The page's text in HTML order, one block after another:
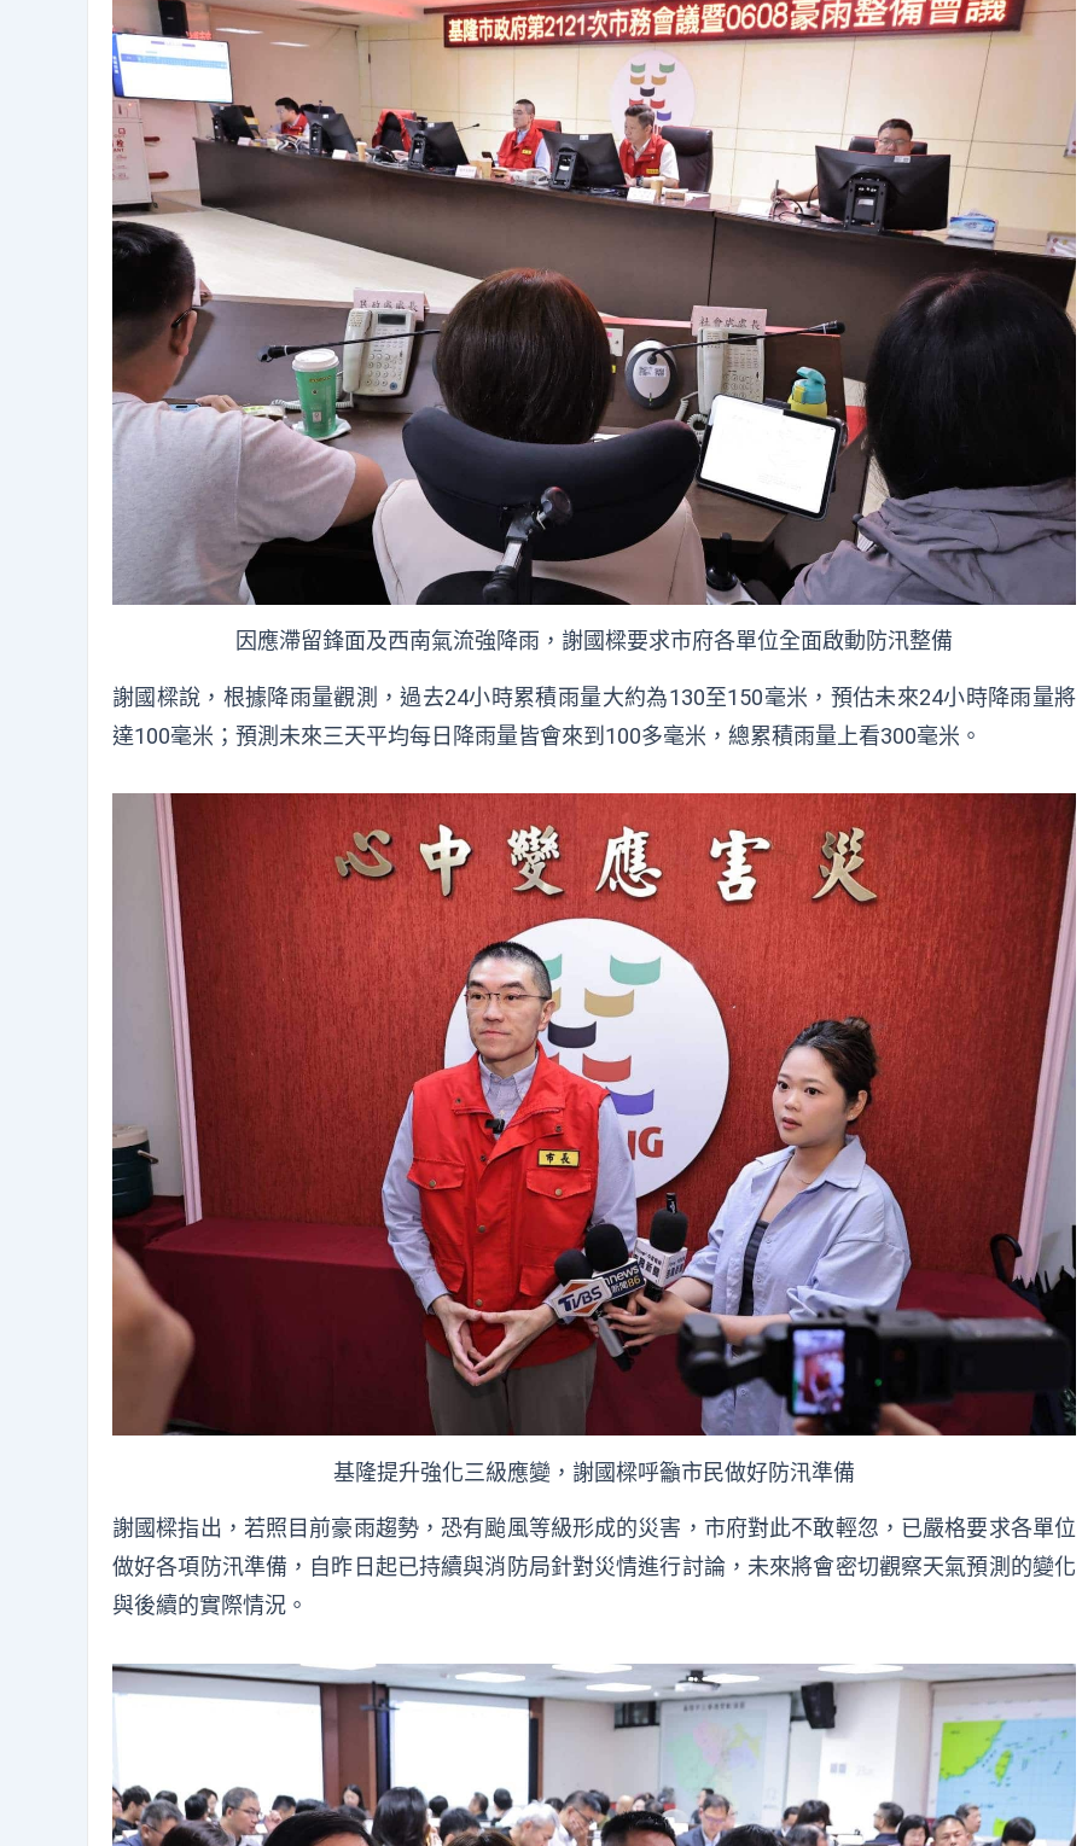
因應滯留鋒面及西南氣流強降雨，謝國樑要求市府各單位全面啟動防汛整備
謝國樑說，根據降雨量觀測，過去24小時累積雨量大約為130至150毫米，預估未來24小時降雨量將
達100毫米；預測未來三天平均每日降雨量皆會來到100多毫米，總累積雨量上看300毫米。
基隆提升強化三級應變，謝國樑呼籲市民做好防汛準備
謝國樑指出，若照目前豪雨趨勢，恐有颱風等級形成的災害，市府對此不敢輕忽，已嚴格要求各單位
做好各項防汛準備，自昨日起已持續與消防局針對災情進行討論，未來將會密切觀察天氣預測的變化
與後續的實際情況。